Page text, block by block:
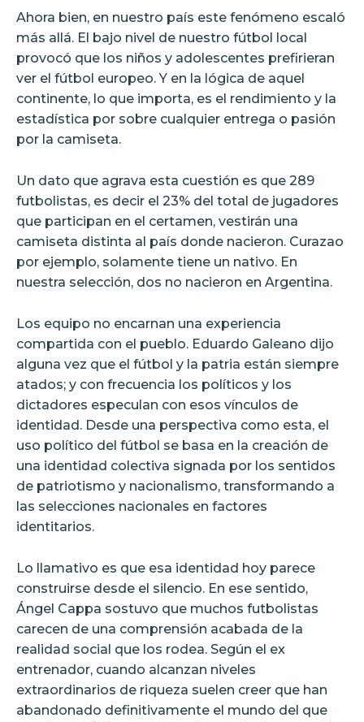
Ahora bien, en nuestro país este fenómeno escaló
más allá. El bajo nivel de nuestro fútbol local
provocó que los niños y adolescentes prefirieran
ver el fútbol europeo. Y en la lógica de aquel
continente, lo que importa, es el rendimiento y la
estadística por sobre cualquier entrega o pasión
por la camiseta.
Un dato que agrava esta cuestión es que 289
futbolistas, es decir el 23% del total de jugadores
que participan en el certamen, vestirán una
camiseta distinta al país donde nacieron. Curazao
por ejemplo, solamente tiene un nativo. En
nuestra selección, dos no nacieron en Argentina.
Los equipo no encarnan una experiencia
compartida con el pueblo. Eduardo Galeano dijo
alguna vez que el fútbol y la patria están siempre
atados; y con frecuencia los políticos y los
dictadores especulan con esos vínculos de
identidad. Desde una perspectiva como esta, el
uso político del fútbol se basa en la creación de
una identidad colectiva signada por los sentidos
de patriotismo y nacionalismo, transformando a
las selecciones nacionales en factores
identitarios.
Lo llamativo es que esa identidad hoy parece
construirse desde el silencio. En ese sentido,
Ángel Cappa sostuvo que muchos futbolistas
carecen de una comprensión acabada de la
realidad social que los rodea. Según el ex
entrenador, cuando alcanzan niveles
extraordinarios de riqueza suelen creer que han
abandonado definitivamente el mundo del que